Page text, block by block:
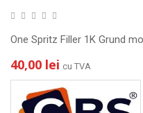
One Spritz Filler 1K Grund
40,00 lei cu TVA